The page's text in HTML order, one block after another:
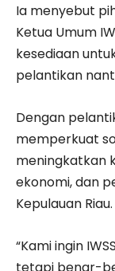
Ia menyebut
Ketua Umum
kesediaan
pelantikan
Dengan
memperkuat
meningkatkan
ekonomi, dan
Kepulauan Riau.
“Kami ingin
tetapi benar-